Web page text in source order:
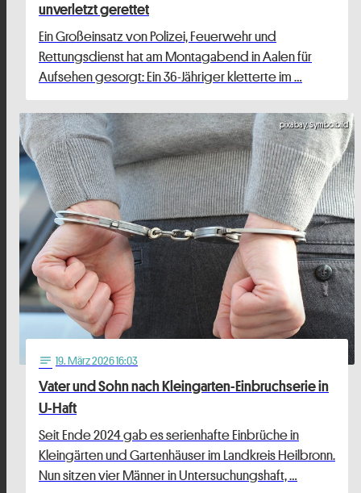
unverletzt gerettet
Ein Großeinsatz von Polizei, Feuerwehr und
Rettungsdienst hat am Montagabend in Aalen für
Aufsehen gesorgt: Ein 36-Jähriger kletterte im …
pixabay, Symbolbild
notes 19. März 2026 16:03
Vater und Sohn nach Kleingarten-Einbruchserie in
U-Haft
Seit Ende 2024 gab es serienhafte Einbrüche in
Kleingärten und Gartenhäuser im Landkreis Heilbronn.
Nun sitzen vier Männer in Untersuchungshaft, …